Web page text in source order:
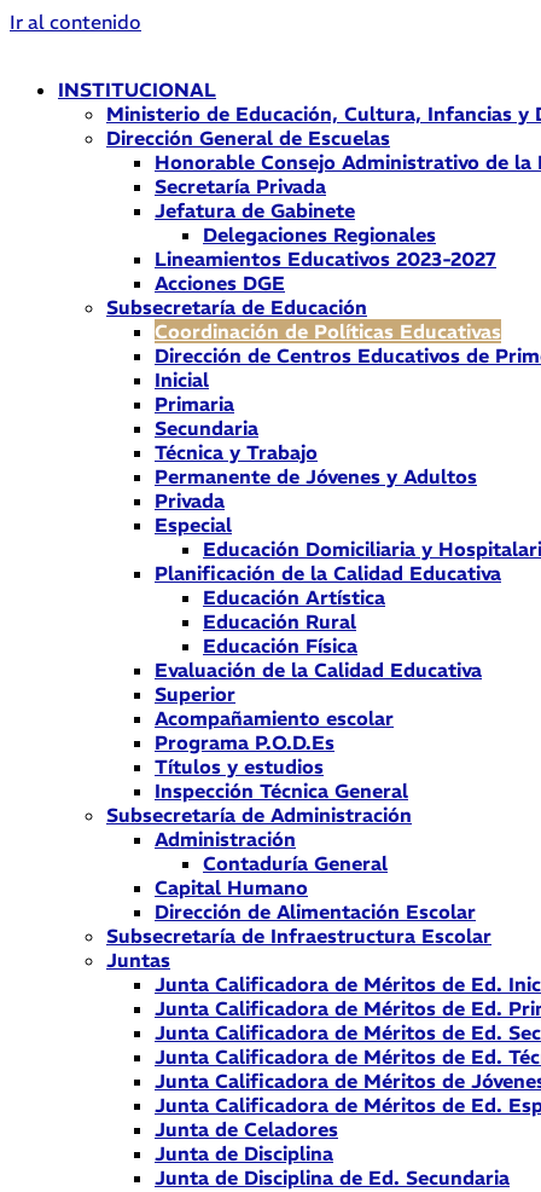
Ir al contenido
INSTITUCIONAL
Ministerio de Educación, Cultura, Infancias y
Dirección General de Escuelas
Honorable Consejo Administrativo de la
Secretaría Privada
Jefatura de Gabinete
Delegaciones Regionales
Lineamientos Educativos 2023-2027
Acciones DGE
Subsecretaría de Educación
Coordinación de Políticas Educativas
Dirección de Centros Educativos de
Inicial
Primaria
Secundaria
Técnica y Trabajo
Permanente de Jóvenes y Adultos
Privada
Especial
Educación Domiciliaria y
Planificación de la Calidad Educativa
Educación Artística
Educación Rural
Educación Física
Evaluación de la Calidad Educativa
Superior
Acompañamiento escolar
Programa P.O.D.Es
Títulos y estudios
Inspección Técnica General
Subsecretaría de Administración
Administración
Contaduría General
Capital Humano
Dirección de Alimentación Escolar
Subsecretaría de Infraestructura Escolar
Juntas
Junta Calificadora de Méritos de Ed.
Junta Calificadora de Méritos de Ed.
Junta Calificadora de Méritos de Ed.
Junta Calificadora de Méritos de Ed.
Junta Calificadora de Méritos de
Junta Calificadora de Méritos de Ed.
Junta de Celadores
Junta de Disciplina
Junta de Disciplina de Ed. Secundaria